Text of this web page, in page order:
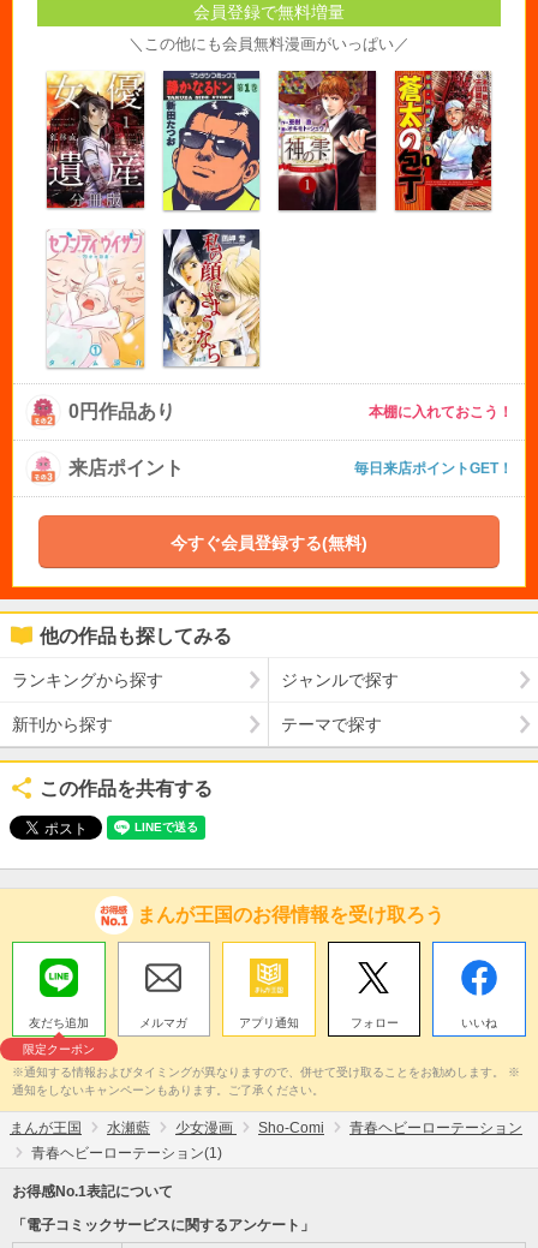
会員登録で無料増量
＼この他にも会員無料漫画がいっぱい／
0円作品あり 本棚に入れておこう！
来店ポイント 毎日来店ポイントGET！
今すぐ会員登録する(無料)
他の作品も探してみる
ランキングから探す ジャンルで探す
新刊から探す テーマで探す
この作品を共有する
まんが王国のお得情報を受け取ろう
友だち追加
限定クーポン
メルマガ アプリ通知 フォロー いいね
※通知する情報およびタイミングが異なりますので、併せて受け取ることをお勧めします。 ※
通知をしないキャンペーンもあります。ご了承ください。
まんが王国 水瀬藍 少女漫画 Sho-Comi
青春ヘビーローテーション
青春ヘビーローテーション(1)
お得感No.1表記について
「電子コミックサービスに関するアンケート」